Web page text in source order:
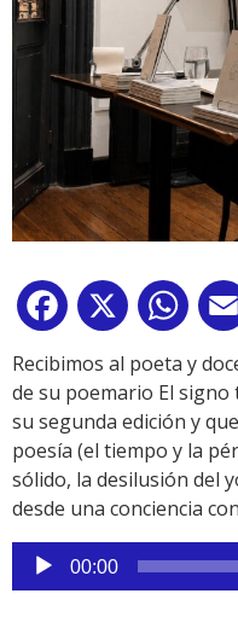
Facebook
X
Recibimos al poeta y
de su poemario El
su segunda edición y
poesía (el tiempo y la
sólido, la desilusión del
desde una conciencia
Reproductor
de
00:00